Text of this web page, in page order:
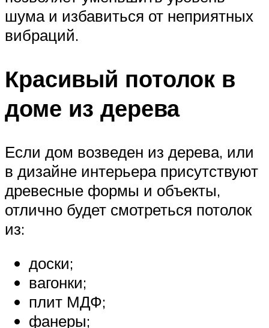
шума и избавиться от неприятных
вибраций.
Красивый потолок в
доме из дерева
Если дом возведен из дерева, или
в дизайне интерьера присутствуют
древесные формы и объекты,
отлично будет смотреться потолок
из:
доски;
вагонки;
плит МДФ;
фанеры;